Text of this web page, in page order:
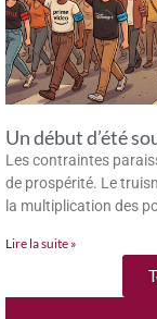
Un début d’été
Les contraintes
de prospérité. Le
la multiplication des
Lire la suite »